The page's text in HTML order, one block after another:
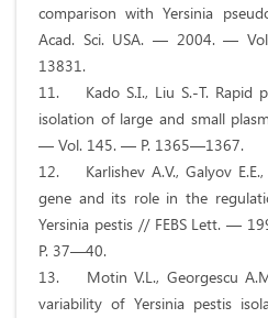
comparison with Yersinia
Acad. Sci. USA. — 2004. —
13831.
11. Kado S.I., Liu S.-T. Rapid
isolation of large and small
— Vol. 145. — P. 1365—1367.
12. Karlishev A.V., Galyov
gene and its role in the
Yersinia pestis // FEBS Lett.
P. 37—40.
13. Motin V.L., Georgescu
variability of Yersinia pestis